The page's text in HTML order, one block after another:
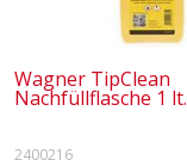
Wagner TipClean
Nachfüllflasche 1 lt.
2400216